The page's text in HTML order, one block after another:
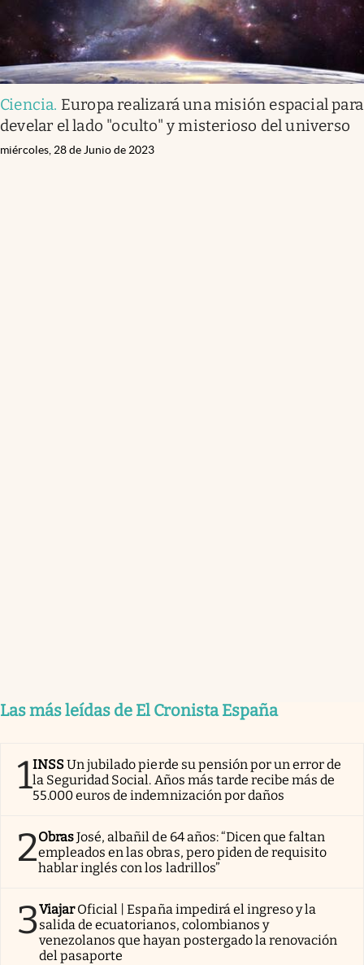
Ciencia. Europa realizará una misión espacial para
develar el lado "oculto" y misterioso del universo
miércoles, 28 de Junio de 2023
Las más leídas de El Cronista España
1INSSUn jubilado pierde su pensión por un error de
la Seguridad Social. Años más tarde recibe más de
55.000 euros de indemnización por daños
2ObrasJosé, albañil de 64 años: “Dicen que faltan
empleados en las obras, pero piden de requisito
hablar inglés con los ladrillos”
3Viajar Oficial | España impedirá el ingreso y la
salida de ecuatorianos, colombianos y
venezolanos que hayan postergado la renovación
del pasaporte